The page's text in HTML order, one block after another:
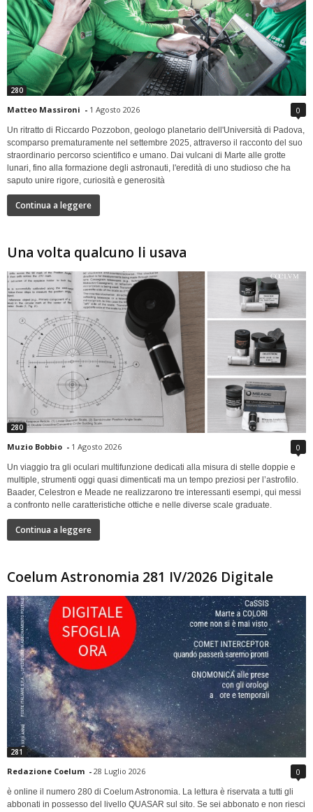
280
Matteo Massironi - 1 Agosto 2026 0
Un ritratto di Riccardo Pozzobon, geologo planetario dell'Università di Padova,
scomparso prematuramente nel settembre 2025, attraverso il racconto del suo
straordinario percorso scientifico e umano. Dai vulcani di Marte alle grotte
lunari, fino alla formazione degli astronauti, l'eredità di uno studioso che ha
saputo unire rigore, curiosità e generosità
Continua a leggere
Una volta qualcuno li usava
280
Muzio Bobbio - 1 Agosto 2026 0
Un viaggio tra gli oculari multifunzione dedicati alla misura di stelle doppie e
multiple, strumenti oggi quasi dimenticati ma un tempo preziosi per l’astrofilo.
Baader, Celestron e Meade ne realizzarono tre interessanti esempi, qui messi
a confronto nelle caratteristiche ottiche e nelle diverse scale graduate.
Continua a leggere
Coelum Astronomia 281 IV/2026 Digitale
281
Redazione Coelum - 28 Luglio 2026 0
è online il numero 280 di Coelum Astronomia. La lettura è riservata a tutti gli
abbonati in possesso del livello QUASAR sul sito. Se sei abbonato e non riesci